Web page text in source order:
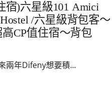
宿)六星級101 Amici
/六星級背包客～
CP值住宿～背包
兩年Difeny想要積...